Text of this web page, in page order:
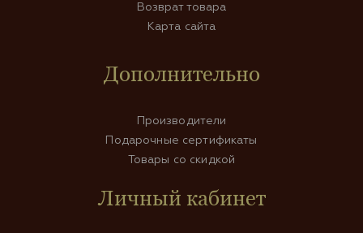
Возврат товара
Карта сайта
Дополнительно
Производители
Подарочные сертификаты
Товары со скидкой
Личный кабинет